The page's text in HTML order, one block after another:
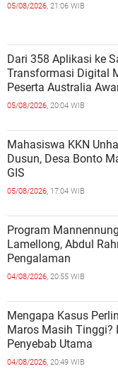
05/08/2026, 21:06 WIB
Dari 358 Aplikasi ke
Transformasi Digital
Peserta Australia
05/08/2026, 20:04 WIB
Mahasiswa KKN
Dusun, Desa Bonto
GIS
05/08/2026, 17:04 WIB
Program
Lamellong, Abdul
Pengalaman
04/08/2026, 20:55 WIB
Mengapa Kasus
Maros Masih Tinggi?
Penyebab Utama
04/08/2026, 20:49 WIB